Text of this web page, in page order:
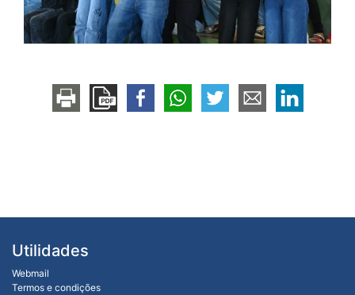
Utilidades
Webmail
Termos e condições